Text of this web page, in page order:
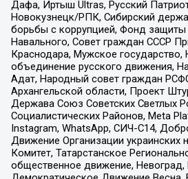
Дафа, Иртыш Ultras, Русский
Новокузнецк/РПК, Сибирский
борьбы с коррупцией, Фонд
Навального, Совет граждан СССР
Краснодара, Мужское государство,
объединение русского движения,
Адат, Народный совет граждан
Архангельской области, Проект
Держава Союз Советских Светлых
Социалистических Районов, Meta
Instagram, WhatsApp, СИЧ-С14,
Движение Организации украинских
Комитет, Татарстанское
общественное движение,